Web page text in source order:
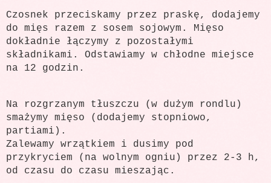
Czosnek przeciskamy przez praskę, dodajemy
do mięs razem z sosem sojowym. Mięso
dokładnie łączymy z pozostałymi
składnikami. Odstawiamy w chłodne miejsce
na 12 godzin.
Na rozgrzanym tłuszczu (w dużym rondlu)
smażymy mięso (dodajemy stopniowo,
partiami).
Zalewamy wrzątkiem i dusimy pod
przykryciem (na wolnym ogniu) przez 2-3 h,
od czasu do czasu mieszając.